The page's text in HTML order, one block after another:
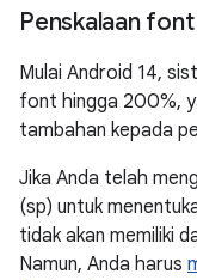
Penskalaan
Mulai Android 14,
font hingga 200%,
tambahan kepada
Jika Anda telah
(sp) untuk
tidak akan memiliki
Namun, Anda harus